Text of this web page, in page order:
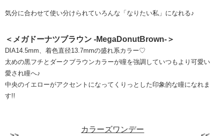
気分に合わせて使い分けられていろんな「なりたい私」になれる♪
＜メガドーナツブラウン -MegaDonutBrown-＞
DIA14.5mm、着色直径13.7mmの盛れ系カラー♡
太めの黒フチとダークブラウンカラーが瞳を強調していつもより可愛い
愛され瞳へ♪
中央のイエローがアクセントになってくりっとした印象的な瞳になれま
す!!
カラーズワンデー